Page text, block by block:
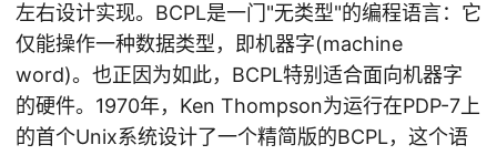
左右设计实现。BCPL是一门"无类型"的编程语言：它
仅能操作一种数据类型，即机器字(machine
word)。也正因为如此，BCPL特别适合面向机器字
的硬件。1970年，Ken Thompson为运行在PDP-7上
的首个Unix系统设计了一个精简版的BCPL，这个语